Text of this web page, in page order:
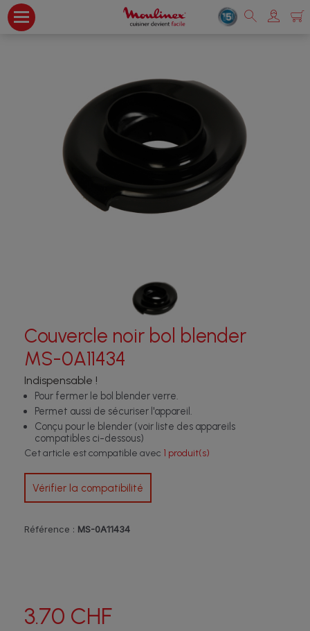
Couvercle noir bol blender
MS-0A11434
Indispensable !
Pour fermer le bol blender verre.
Permet aussi de sécuriser l'appareil.
Conçu pour le blender (voir liste des appareils
compatibles ci-dessous)
Cet article est compatible avec 1 produit(s)
Vérifier la compatibilité
Référence : MS-0A11434
3.70 CHF